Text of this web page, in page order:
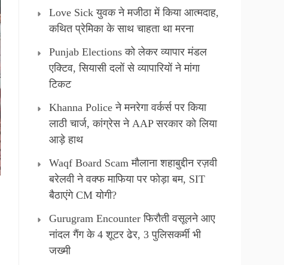
Love Sick युवक ने मजीठा में किया आत्मदाह,
कथित प्रेमिका के साथ चाहता था मरना
Punjab Elections को लेकर व्यापार मंडल
एक्टिव, सियासी दलों से व्यापारियों ने मांगा
टिकट
Khanna Police ने मनरेगा वर्कर्स पर किया
लाठी चार्ज, कांग्रेस ने AAP सरकार को लिया
आड़े हाथ
Waqf Board Scam मौलाना शहाबुद्दीन रज़वी
बरेलवी ने वक्फ माफिया पर फोड़ा बम, SIT
बैठाएंगे CM योगी?
Gurugram Encounter फिरौती वसूलने आए
नांदल गैंग के 4 शूटर ढेर, 3 पुलिसकर्मी भी
जख्मी